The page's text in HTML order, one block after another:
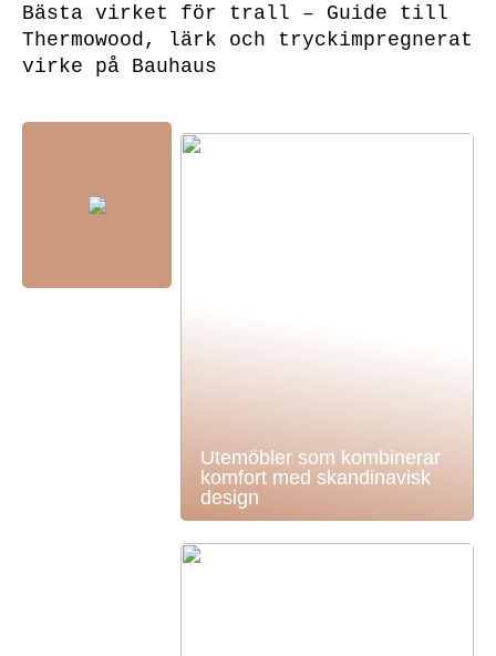
Bästa virket för trall – Guide till
Thermowood, lärk och tryckimpregnerat
virke på Bauhaus
Utemöbler som kombinerar
komfort med skandinavisk
design